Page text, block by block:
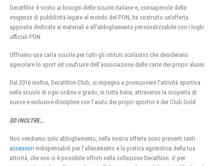
Decathlon è vicino ai bisogni delle scuole italiane e, consapevole delle
esigenze di pubblicità legate al mondo del PON, ha costruito un’offerta
apposita dedicata ai materiali e all’abbigliamento personalizzabile con i loghi
ufficiali PON.
Offriamo una carta scuola per tutti gli istituti scolastici che desiderano
agevolare lo sport ed usufruire dell’associazione delle carte dei propri alunni.
Dal 2016 inoltre, Decathlon Club, si impegna a promuovere l’attività sportiva
nelle scuole di ogni ordine e grado, in tutta Italia, attraverso la scoperta di
nuove e inclusive discipline con l’aiuto dei propri sportivi e dei Club Gold.
ED INOLTRE…
Non vendiamo solo abbigliamento, nella nostra offerta sono presenti tanti
accessori indispensabili per l’allenamento e la pratica agonistica della tua
attività, che non ci è possibile offrirti nella collezione Decathlon. e’ per